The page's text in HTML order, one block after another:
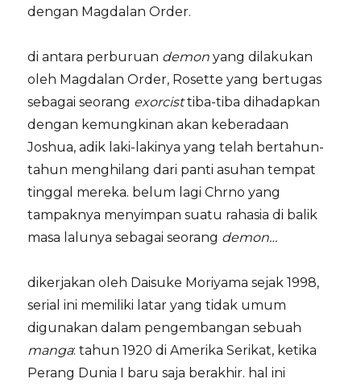
dengan Magdalan Order.
di antara perburuan demonyang dilakukan
oleh Magdalan Order, Rosette yang bertugas
sebagai seorang exorcisttiba-tiba dihadapkan
dengan kemungkinan akan keberadaan
Joshua, adik laki-lakinya yang telah bertahun-
tahun menghilang dari panti asuhan tempat
tinggal mereka. belum lagi Chrno yang
tampaknya menyimpan suatu rahasia di balik
masa lalunya sebagai seorang demon…
dikerjakan oleh Daisuke Moriyama sejak 1998,
serial ini memiliki latar yang tidak umum
digunakan dalam pengembangan sebuah
manga: tahun 1920 di Amerika Serikat, ketika
Perang Dunia I baru saja berakhir. hal ini